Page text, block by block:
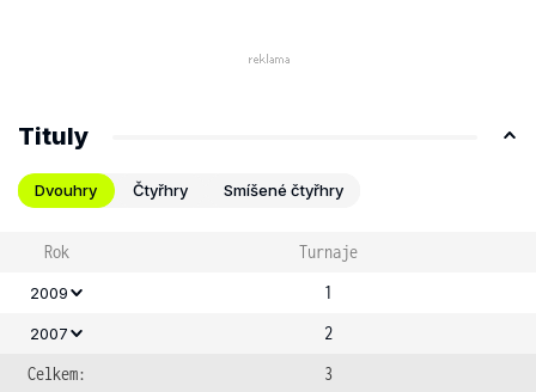
Tituly
Dvouhry Čtyřhry Smíšené čtyřhry
Rok Turnaje
2009 1
2007
2
Celkem:
3